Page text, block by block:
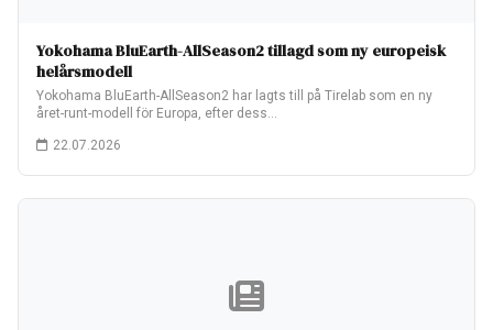
Yokohama BluEarth-AllSeason2 tillagd som ny europeisk
helårsmodell
Yokohama BluEarth-AllSeason2 har lagts till på Tirelab som en ny
året-runt-modell för Europa, efter dess…
22.07.2026